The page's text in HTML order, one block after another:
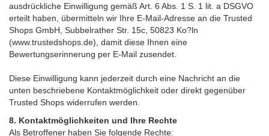
ausdrückliche Einwilligung gemäß Art. 6 Abs. 1 S. 1 lit. a DSGVO
erteilt haben, übermitteln wir Ihre E-Mail-Adresse an die Trusted
Shops GmbH, Subbelrather Str. 15c, 50823 Ko?ln
(www.trustedshops.de), damit diese Ihnen eine
Bewertungserinnerung per E-Mail zusendet.
Diese Einwilligung kann jederzeit durch eine Nachricht an die
unten beschriebene Kontaktmöglichkeit oder direkt gegenüber
Trusted Shops widerrufen werden.
8. Kontaktmöglichkeiten und Ihre Rechte
Als Betroffener haben Sie folgende Rechte: